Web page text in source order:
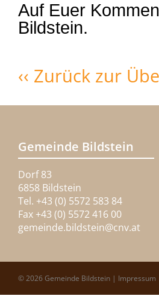
Auf Euer
Bildstein.
‹‹ Zurück zur
Gemeinde Bildstein
Dorf 83
6858 Bildstein
Tel. +43 (0) 5572 583 84
Fax +43 (0) 5572 416 00
gemeinde.bildstein@cnv.at
© 2026 Gemeinde Bildstein | Impressum